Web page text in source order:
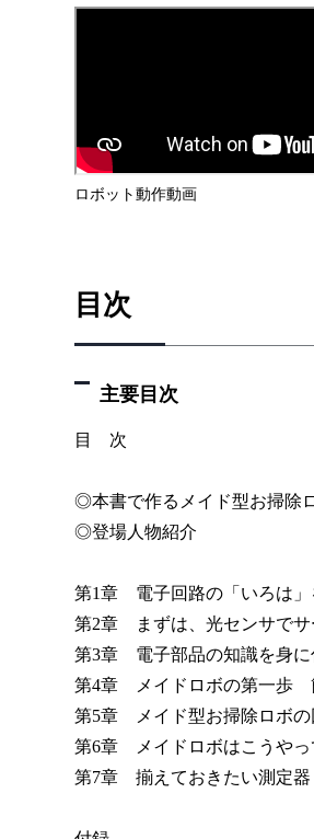
ロボット動作動画
目次
主要目次
目 次
◎本書で作るメイド型お掃除
◎登場人物紹介
第1章 電子回路の「いろは」
第2章 まずは、光センサでサ
第3章 電子部品の知識を身に
第4章 メイドロボの第一歩
第5章 メイド型お掃除ロボの
第6章 メイドロボはこうやっ
第7章 揃えておきたい測定器